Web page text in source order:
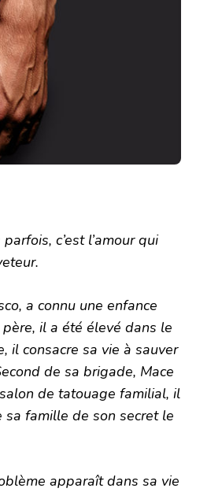
c’est l’amour qui
a connu une enfance
il a été élevé dans le
il consacre sa vie à sauver
de sa brigade, Mace
de tatouage familial, il
famille de son secret le
apparaît dans sa vie